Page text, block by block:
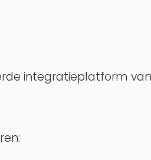
integratieplatform